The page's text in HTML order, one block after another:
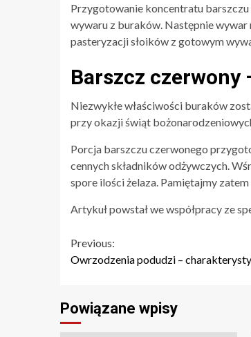
Przygotowanie koncentratu
wywaru z buraków. Następnie
pasteryzacji słoików z gotowym
Barszcz czerwony
Niezwykłe właściwości buraków
przy okazji świąt
Porcja barszczu czerwonego
cennych składników odżywczych.
spore ilości żelaza. Pamiętajmy
Artykuł powstał we współpracy ze
Continue
Previous:
Owrzodzenia podudzi –
Powiązane wpisy